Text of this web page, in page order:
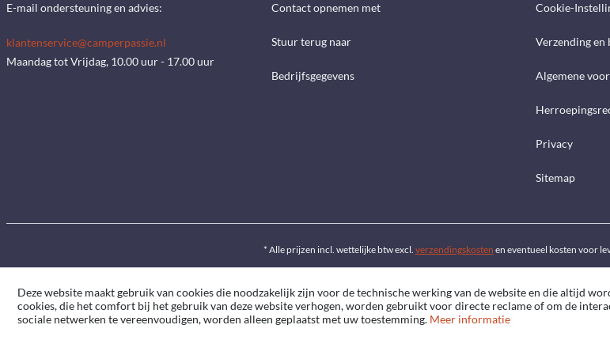
E-mail ondersteuning en advies:
klantenservice@camperpassie.nl
Maandag tot Vrijdag, 10.00 uur - 17.00 uur
Contact opnemen met
Stuur terug naar
Bedrijfsgegevens
Cookie-
Verzending en
Algemene
Privacy
Sitemap
* Alle prijzen incl. wettelijke btw excl. verzendingskosten en eventueel kosten voor
Deze website maakt gebruik van cookies die noodzakelijk zijn voor de technische werking van de website en die altijd
cookies, die het comfort bij het gebruik van deze website verhogen, worden gebruikt voor directe reclame of om de
sociale netwerken te vereenvoudigen, worden alleen geplaatst met uw toestemming. Meer informatie